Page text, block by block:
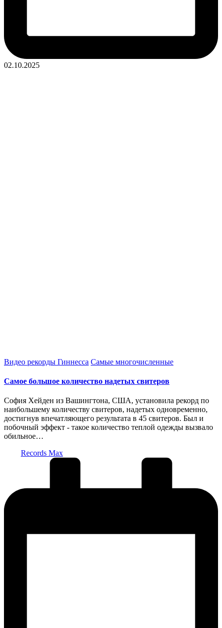
02.10.2025
Опубликовано
Видео рекорды Гиннесса Самые многочисленные
Самое большое количество надетых свитеров
София Хейден из Вашингтона, США, установила рекорд по
наибольшему количеству свитеров, надетых одновременно,
достигнув впечатляющего результата в 45 свитеров. Был и
побочный эффект - такое количество теплой одежды вызвало
обильное…
Records Max